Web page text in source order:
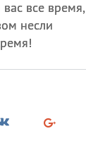
все время,
несли